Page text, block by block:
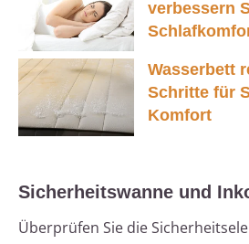
verbessern
Wasserbett
Schritte für
Komfort
Sicherheitswanne und
Überprüfen Sie die